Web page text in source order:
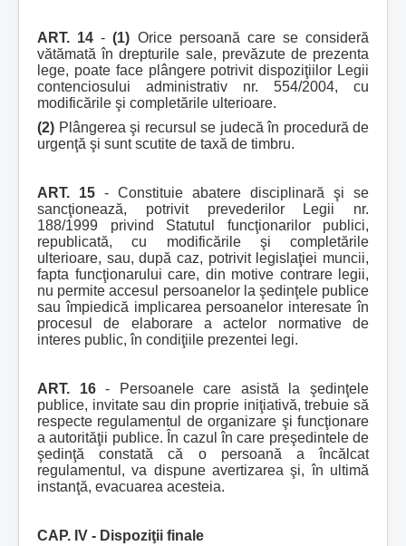
ART. 14 -(1) Orice persoană care se consideră
vătămată în drepturile sale, prevăzute de prezenta
lege, poate face plângere potrivit dispoziţiilor Legii
contenciosului administrativ nr. 554/2004, cu
modificările şi completările ulterioare.
(2) Plângerea şi recursul se judecă în procedură de
urgenţă şi sunt scutite de taxă de timbru.
ART. 15 - Constituie abatere disciplinară şi se
sancţionează, potrivit prevederilor Legii nr.
188/1999 privind Statutul funcţionarilor publici,
republicată, cu modificările şi completările
ulterioare, sau, după caz, potrivit legislaţiei muncii,
fapta funcţionarului care, din motive contrare legii,
nu permite accesul persoanelor la şedinţele publice
sau împiedică implicarea persoanelor interesate în
procesul de elaborare a actelor normative de
interes public, în condiţiile prezentei legi.
ART. 16- Persoanele care asistă la şedinţele
publice, invitate sau din proprie iniţiativă, trebuie să
respecte regulamentul de organizare şi funcţionare
a autorităţii publice. În cazul în care preşedintele de
şedinţă constată că o persoană a încălcat
regulamentul, va dispune avertizarea şi, în ultimă
instanţă, evacuarea acesteia.
CAP. IV - Dispoziţii finale